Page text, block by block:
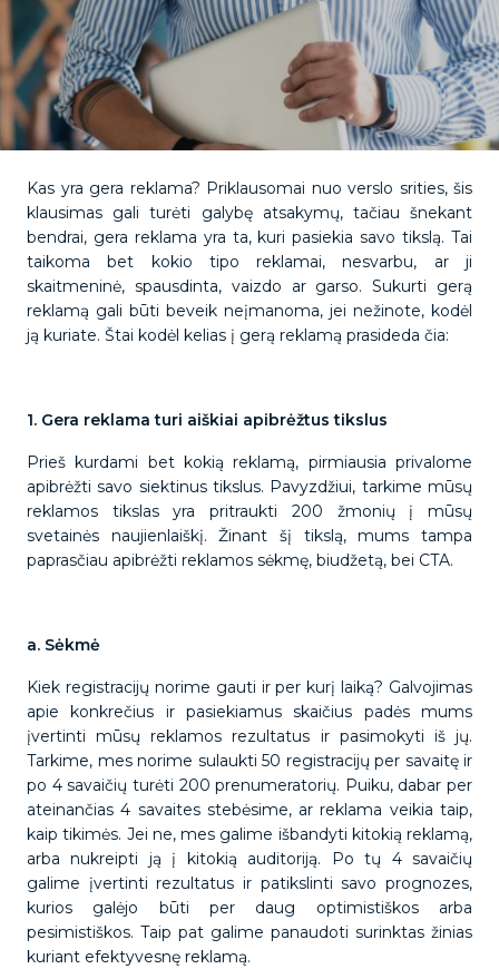
Kas yra gera reklama? Priklausomai nuo verslo srities, šis
klausimas gali turėti galybę atsakymų, tačiau šnekant
bendrai, gera reklama yra ta, kuri pasiekia savo tikslą. Tai
taikoma bet kokio tipo reklamai, nesvarbu, ar ji
skaitmeninė, spausdinta, vaizdo ar garso. Sukurti gerą
reklamą gali būti beveik neįmanoma, jei nežinote, kodėl
ją kuriate. Štai kodėl kelias į gerą reklamą prasideda čia:
1. Gera reklama turi aiškiai apibrėžtus tikslus
Prieš kurdami bet kokią reklamą, pirmiausia privalome
apibrėžti savo siektinus tikslus. Pavyzdžiui, tarkime mūsų
reklamos tikslas yra pritraukti 200 žmonių į mūsų
svetainės naujienlaiškį. Žinant šį tikslą, mums tampa
paprasčiau apibrėžti reklamos sėkmę, biudžetą, bei CTA.
a. Sėkmė
Kiek registracijų norime gauti ir per kurį laiką? Galvojimas
apie konkrečius ir pasiekiamus skaičius padės mums
įvertinti mūsų reklamos rezultatus ir pasimokyti iš jų.
Tarkime, mes norime sulaukti 50 registracijų per savaitę ir
po 4 savaičių turėti 200 prenumeratorių. Puiku, dabar per
ateinančias 4 savaites stebėsime, ar reklama veikia taip,
kaip tikimės. Jei ne, mes galime išbandyti kitokią reklamą,
arba nukreipti ją į kitokią auditoriją. Po tų 4 savaičių
galime įvertinti rezultatus ir patikslinti savo prognozes,
kurios galėjo būti per daug optimistiškos arba
pesimistiškos. Taip pat galime panaudoti surinktas žinias
kuriant efektyvesnę reklamą.